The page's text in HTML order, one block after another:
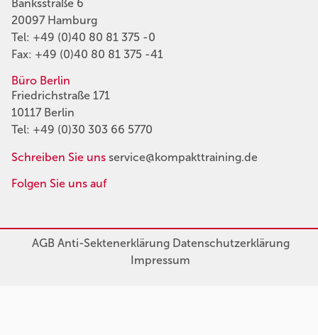
Banksstraße 6
20097 Hamburg
Tel: +49 (0)40 80 81 375 -0
Fax: +49 (0)40 80 81 375 -41
Büro Berlin
Friedrichstraße 171
10117 Berlin
Tel: +49 (0)30 303 66 5770
Schreiben Sie uns service@kompakttraining.de
Folgen Sie uns auf
AGBAnti-SektenerklärungDatenschutzerklärung
Impressum